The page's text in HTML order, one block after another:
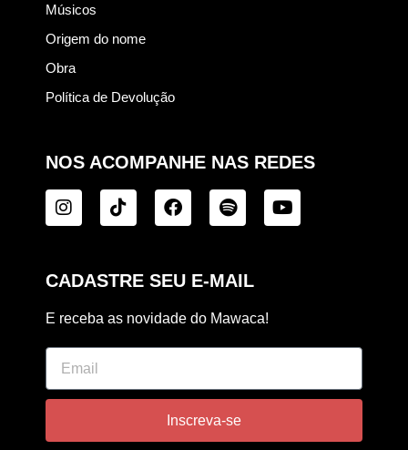
Músicos
Origem do nome
Obra
Política de Devolução
NOS ACOMPANHE NAS REDES
CADASTRE SEU E-MAIL
E receba as novidade do Mawaca!
Inscreva-se